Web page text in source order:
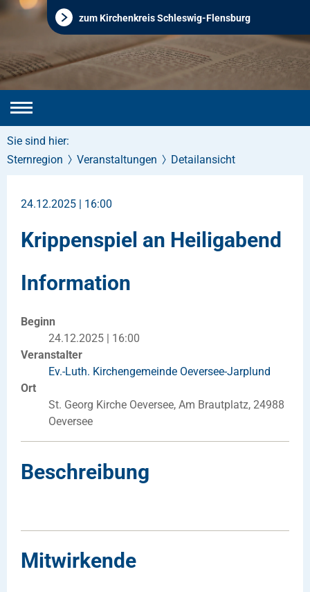
zum Kirchenkreis Schleswig-Flensburg
Sie sind hier:
Sternregion
Veranstaltungen Detailansicht
24.12.2025 | 16:00
Krippenspiel an Heiligabend
Information
Beginn
24.12.2025 | 16:00
Veranstalter
Ev.-Luth. Kirchengemeinde Oeversee-Jarplund
Ort
St. Georg Kirche Oeversee, Am Brautplatz, 24988
Oeversee
Beschreibung
Mitwirkende